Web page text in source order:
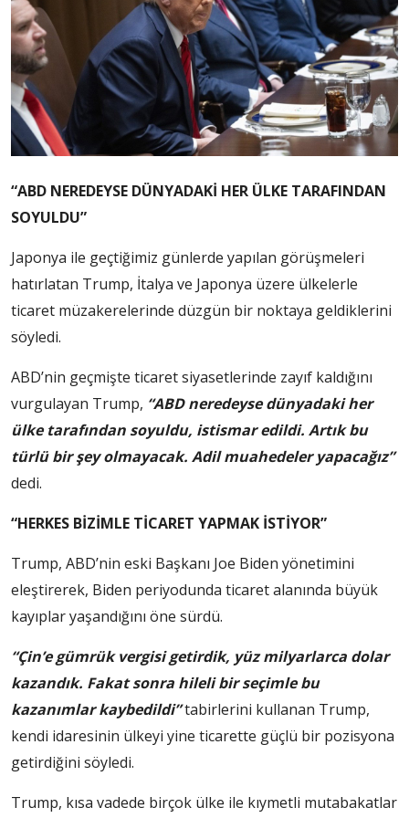
“ABD NEREDEYSE DÜNYADAKİ HER ÜLKE TARAFINDAN
SOYULDU”
Japonya ile geçtiğimiz günlerde yapılan görüşmeleri
hatırlatan Trump, İtalya ve Japonya üzere ülkelerle
ticaret müzakerelerinde düzgün bir noktaya geldiklerini
söyledi.
ABD’nin geçmişte ticaret siyasetlerinde zayıf kaldığını
vurgulayan Trump, “ABD neredeyse dünyadaki her
ülke tarafından soyuldu, istismar edildi. Artık bu
türlü bir şey olmayacak. Adil muahedeler yapacağız”
dedi.
“HERKES BİZİMLE TİCARET YAPMAK İSTİYOR”
Trump, ABD’nin eski Başkanı Joe Biden yönetimini
eleştirerek, Biden periyodunda ticaret alanında büyük
kayıplar yaşandığını öne sürdü.
“Çin’e gümrük vergisi getirdik, yüz milyarlarca dolar
kazandık. Fakat sonra hileli bir seçimle bu
kazanımlar kaybedildi”tabirlerini kullanan Trump,
kendi idaresinin ülkeyi yine ticarette güçlü bir pozisyona
getirdiğini söyledi.
Trump, kısa vadede birçok ülke ile kıymetli mutabakatlar